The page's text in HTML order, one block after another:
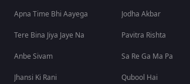
Apna Time Bhi Aayega
Tere Bina Jiya Jaye Na
Anbe Sivam
Jhansi Ki Rani
Jodha Akbar
Pavitra Rishta
Sa Re Ga Ma Pa
Qubool Hai